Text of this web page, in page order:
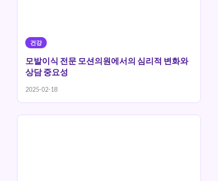
건강
모발이식 전문 모션의원에서의 심리적 변화와
상담 중요성
2025-02-18